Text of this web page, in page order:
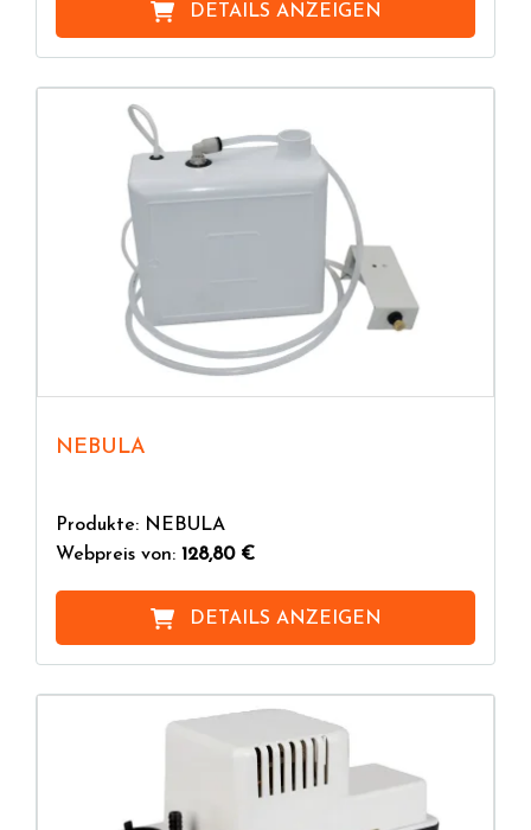
DETAILS ANZEIGEN
NEBULA
Produkte: NEBULA
Webpreis von: 128,80 €
DETAILS ANZEIGEN